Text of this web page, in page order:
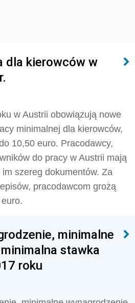
dla kierowców w
w Austrii obowiązują nowe
minimalnej dla kierowców,
10,50 euro. Pracodawcy,
do pracy w Austrii mają
szereg dokumentów. Za
pracodawcom grożą
minimalne
stawka
roku